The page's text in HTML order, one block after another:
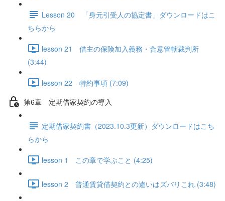
Lesson 20 「身元引受人の協定書」ダウンロードはこ
ちらから
lesson 21 借主の保険加入義務・合意管轄裁判所
(3:44)
lesson 22 特約事項 (7:09)
第6章 定期借家契約の導入
定期借家契約書（2023.10.3更新）ダウンロードはこち
らから
lesson 1 この章で学ぶこと (4:25)
lesson 2 普通賃貸借契約との違いはズバリこれ (3:48)